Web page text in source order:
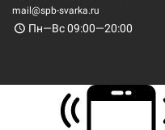
mail@spb-svarka.ru
Пн—Вс 09:00—20:00